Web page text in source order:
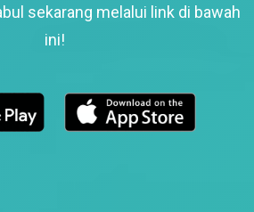
sekarang melalui link di bawah
ini!